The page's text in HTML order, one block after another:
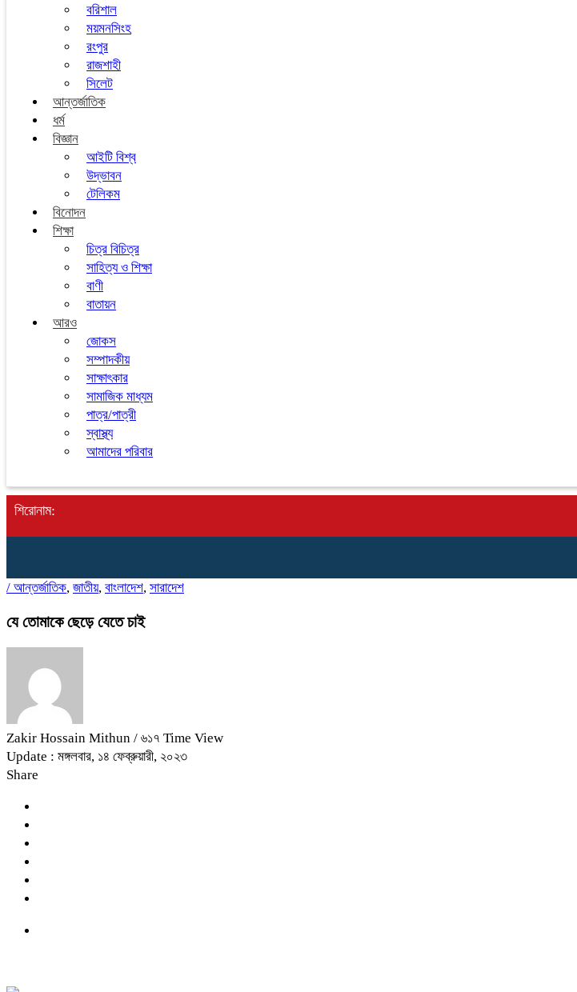
বরিশাল
ময়মনসিংহ
রংপুর
রাজশাহী
সিলেট
আন্তর্জাতিক
ধর্ম
বিজ্ঞান
আইটি বিশ্ব
উদ্ভাবন
টেলিকম
বিনোদন
শিক্ষা
চিত্র বিচিত্র
সাহিত্য ও শিক্ষা
বাণী
বাতায়ন
আরও
জোকস
সম্পাদকীয়
সাক্ষাৎকার
সামাজিক মাধ্যম
পাত্র/পাত্রী
স্বাস্থ্য
আমাদের পরিবার
শিরোনাম:
/ আন্তর্জাতিক, জাতীয়, বাংলাদেশ, সারাদেশ
যে তোমাকে ছেড়ে যেতে চাই
Zakir Hossain Mithun / ৬১৭ Time View
Update : মঙ্গলবার, ১৪ ফেব্রুয়ারী, ২০২৩
Share